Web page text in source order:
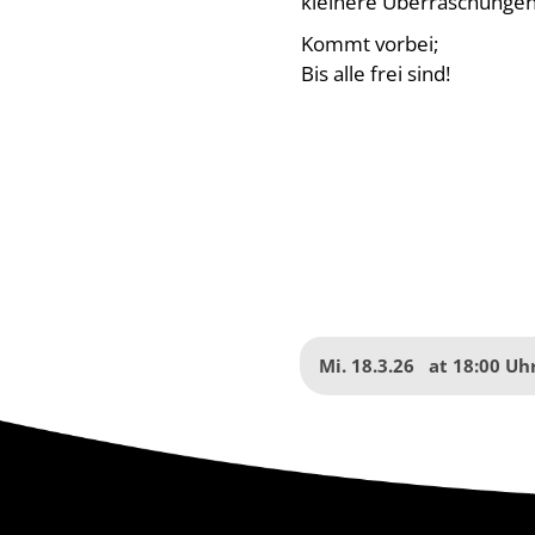
Kommt vorbei;
Bis alle frei sind!
Mi. 18.3.26 at 18:00